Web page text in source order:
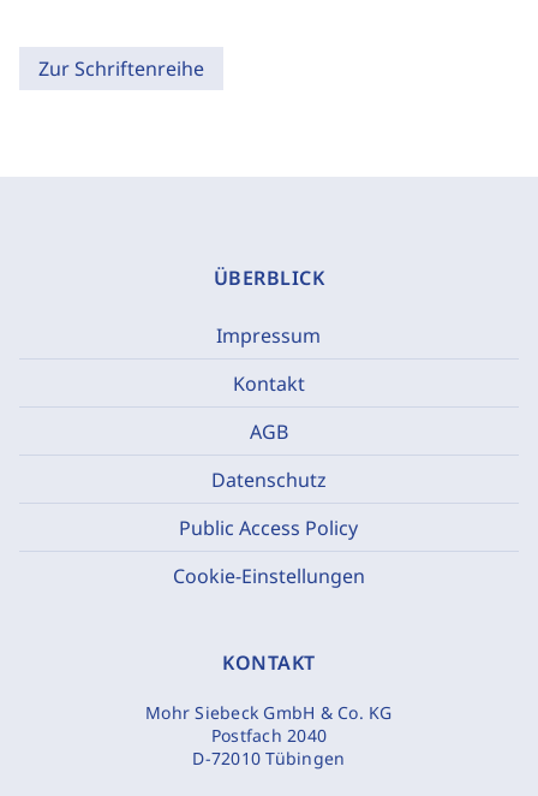
Zur Schriftenreihe
ÜBERBLICK
Impressum
Kontakt
AGB
Datenschutz
Public Access Policy
Cookie-Einstellungen
KONTAKT
Mohr Siebeck GmbH & Co. KG
Postfach 2040
D-72010 Tübingen